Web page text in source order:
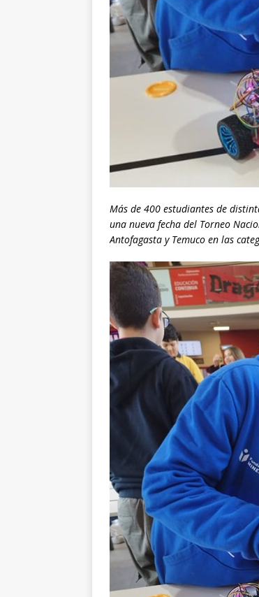
Más de 400 estudiantes de
una nueva fecha del Torneo
Antofagasta y Temuco en las